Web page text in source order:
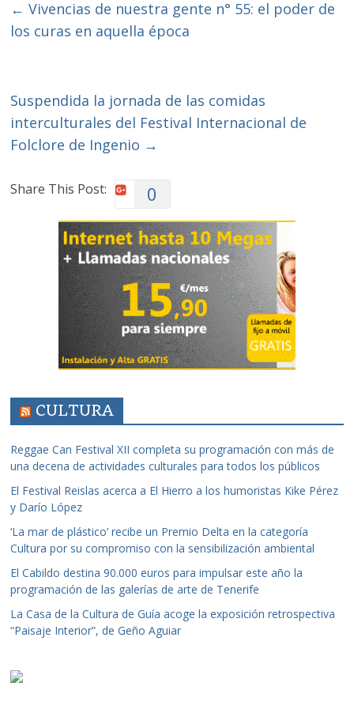
← Vivencias de nuestra gente n° 55: el poder de
los curas en aquella época
Suspendida la jornada de las comidas
interculturales del Festival Internacional de
Folclore de Ingenio →
Share This Post: 0
CULTURA
Reggae Can Festival XII completa su programación con más de
una decena de actividades culturales para todos los públicos
El Festival Reislas acerca a El Hierro a los humoristas Kike Pérez
y Darío López
‘La mar de plástico’ recibe un Premio Delta en la categoría
Cultura por su compromiso con la sensibilización ambiental
El Cabildo destina 90.000 euros para impulsar este año la
programación de las galerías de arte de Tenerife
La Casa de la Cultura de Guía acoge la exposición retrospectiva
“Paisaje Interior”, de Geño Aguiar